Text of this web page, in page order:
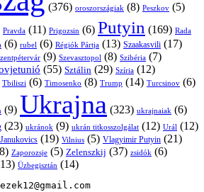
(376) oroszországiak (8) Peszkov (5)
Pravda (11) Prigozsin (6) Putyin (169) Rada
(6) rubel (6) Régiók Pártja (13) Szaakasvili (17)
(9) Szevasztopol (8) Szibéria (7)
(55) Sztálin (29) Szíria (12)
Tbiliszi (6) Timosenko (8) Trump (14) Turcsinov (6)
(9) Ukrajna (323) ukrajnaiak (6)
(23) ukránok (9) ukrán titkosszolgálat (12) Urál (12)
(19) Vilnius (5) Vlagyimir Putyin (21)
Zaporozsje (5) Zelenszkij (37) zsidók (6)
Üzbegisztán (14)